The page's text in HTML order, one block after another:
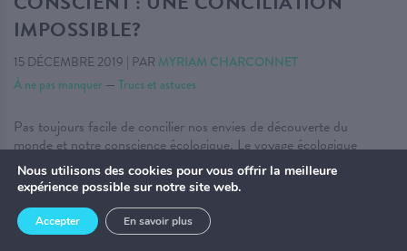
IMPOSSIBLE?
15 DÉCEMBRE 2019 | PAR MYRIAM CHARCONNET
À ne pas manquer — Trucs et astuces
Pas toujours facile de concilier nos envies de découverte du
monde et notre conscience écologique. Le voyage écologique
n’est pas parfait mais des trucs et astuces simples à mettre en
place existent pour diminuer son empreinte carbone en voyageant
. . .
Nous utilisons des cookies pour vous offrir la meilleure
expérience possible sur notre site web.
Accepter En savoir plus